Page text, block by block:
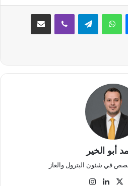
ماسنجر واتساب تيلقرام ڤايبر مشاركة عبر البريد
أبو الخير
في شئون البترول والغاز
فيسبوك
‫X لينكدإن